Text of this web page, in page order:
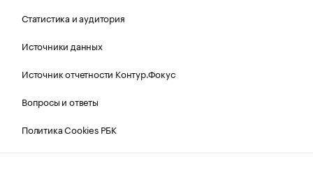
Статистика и аудитория
Источники данных
Источник отчетности Контур.Фокус
Вопросы и ответы
Политика Cookies РБК